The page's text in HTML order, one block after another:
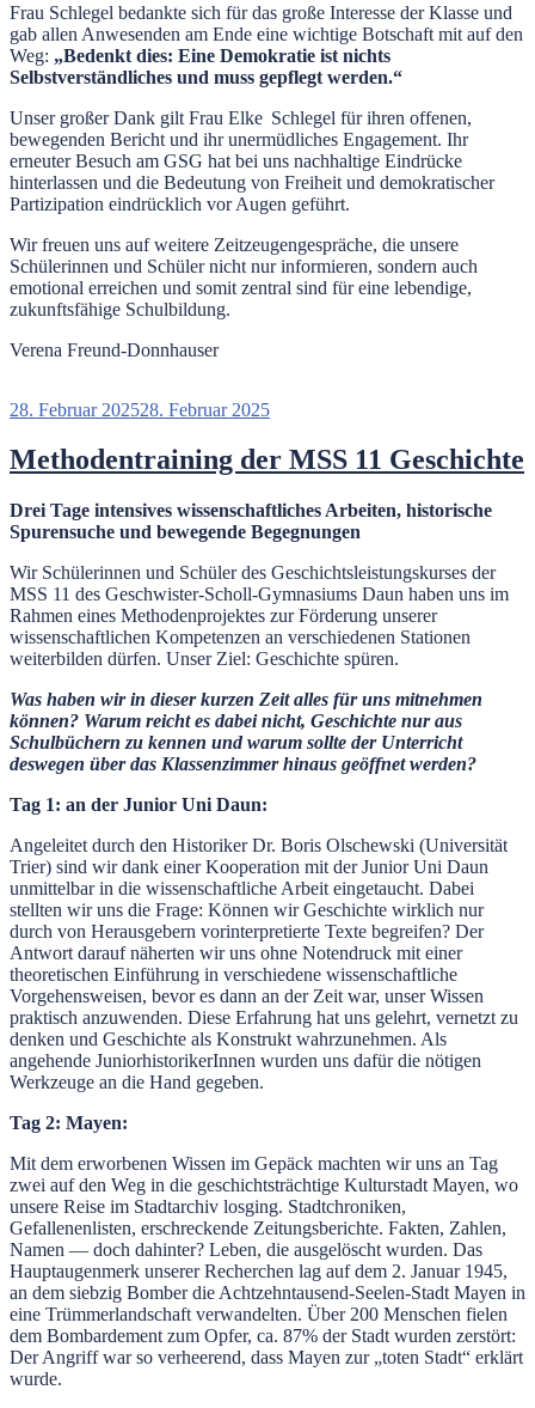
Frau Schlegel bedankte sich für das große Interesse der Klasse und
gab allen Anwesenden am Ende eine wichtige Botschaft mit auf den
Weg: „Bedenkt dies: Eine Demokratie ist nichts
Selbstverständliches und muss gepflegt werden.“
Unser großer Dank gilt Frau Elke Schlegel für ihren offenen,
bewegenden Bericht und ihr unermüdliches Engagement. Ihr
erneuter Besuch am GSG hat bei uns nachhaltige Eindrücke
hinterlassen und die Bedeutung von Freiheit und demokratischer
Partizipation eindrücklich vor Augen geführt.
Wir freuen uns auf weitere Zeitzeugengespräche, die unsere
Schülerinnen und Schüler nicht nur informieren, sondern auch
emotional erreichen und somit zentral sind für eine lebendige,
zukunftsfähige Schulbildung.
Verena Freund-Donnhauser
Veröffentlicht
28. Februar 202528. Februar 2025
Methodentraining der MSS 11 Geschichte
Drei Tage intensives wissenschaftliches Arbeiten, historische
Spurensuche und bewegende Begegnungen
Wir Schülerinnen und Schüler des Geschichtsleistungskurses der
MSS 11 des Geschwister-Scholl-Gymnasiums Daun haben uns im
Rahmen eines Methodenprojektes zur Förderung unserer
wissenschaftlichen Kompetenzen an verschiedenen Stationen
weiterbilden dürfen. Unser Ziel: Geschichte spüren.
Was haben wir in dieser kurzen Zeit alles für uns mitnehmen
können? Warum reicht es dabei nicht, Geschichte nur aus
Schulbüchern zu kennen und warum sollte der Unterricht
deswegen über das Klassenzimmer hinaus geöffnet werden?
Tag 1: an der Junior Uni Daun:
Angeleitet durch den Historiker Dr. Boris Olschewski (Universität
Trier) sind wir dank einer Kooperation mit der Junior Uni Daun
unmittelbar in die wissenschaftliche Arbeit eingetaucht. Dabei
stellten wir uns die Frage: Können wir Geschichte wirklich nur
durch von Herausgebern vorinterpretierte Texte begreifen? Der
Antwort darauf näherten wir uns ohne Notendruck mit einer
theoretischen Einführung in verschiedene wissenschaftliche
Vorgehensweisen, bevor es dann an der Zeit war, unser Wissen
praktisch anzuwenden. Diese Erfahrung hat uns gelehrt, vernetzt zu
denken und Geschichte als Konstrukt wahrzunehmen. Als
angehende JuniorhistorikerInnen wurden uns dafür die nötigen
Werkzeuge an die Hand gegeben.
Tag 2: Mayen:
Mit dem erworbenen Wissen im Gepäck machten wir uns an Tag
zwei auf den Weg in die geschichtsträchtige Kulturstadt Mayen, wo
unsere Reise im Stadtarchiv losging. Stadtchroniken,
Gefallenenlisten, erschreckende Zeitungsberichte. Fakten, Zahlen,
Namen — doch dahinter? Leben, die ausgelöscht wurden. Das
Hauptaugenmerk unserer Recherchen lag auf dem 2. Januar 1945,
an dem siebzig Bomber die Achtzehntausend-Seelen-Stadt Mayen in
eine Trümmerlandschaft verwandelten. Über 200 Menschen fielen
dem Bombardement zum Opfer, ca. 87% der Stadt wurden zerstört:
Der Angriff war so verheerend, dass Mayen zur „toten Stadt“ erklärt
wurde.